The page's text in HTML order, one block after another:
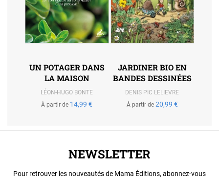
UN POTAGER DANS
LA MAISON
LÉON-HUGO BONTE
À partir de 14,99 €
JARDINER BIO EN
BANDES DESSINÉES
DENIS PIC LELIEVRE
À partir de 20,99 €
NEWSLETTER
Pour retrouver les nouveautés de Mama Éditions, abonnez-vous